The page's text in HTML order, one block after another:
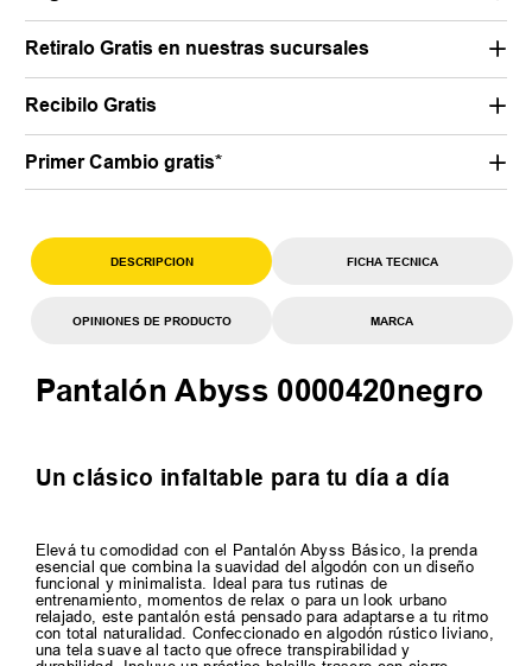
Retiralo Gratis en nuestras sucursales
Recibilo Gratis
Primer Cambio gratis*
DESCRIPCION FICHA TECNICA
OPINIONES DE PRODUCTO MARCA
Pantalón Abyss 0000420negro
Un clásico infaltable para tu día a día
Elevá tu comodidad con el Pantalón Abyss Básico, la prenda
esencial que combina la suavidad del algodón con un diseño
funcional y minimalista. Ideal para tus rutinas de
entrenamiento, momentos de relax o para un look urbano
relajado, este pantalón está pensado para adaptarse a tu ritmo
con total naturalidad. Confeccionado en algodón rústico liviano,
una tela suave al tacto que ofrece transpirabilidad y